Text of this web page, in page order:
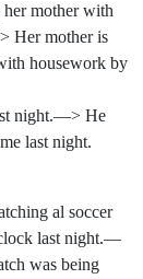
mother with
Her mother is
housework by
night.—> He
last night.
al soccer
last night.—
was being